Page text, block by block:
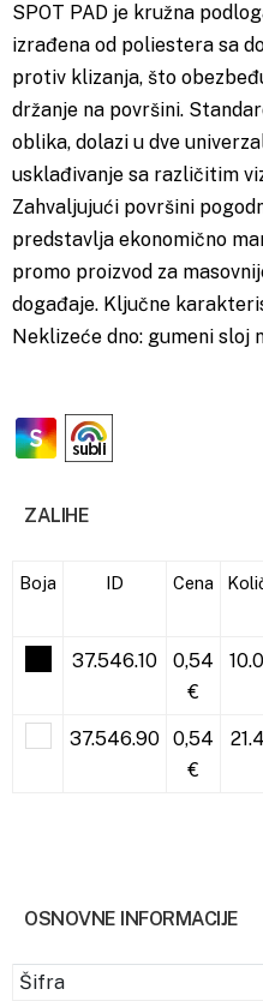
SPOT PAD je kružna
izrađena od poliestera sa
protiv klizanja, što
držanje na površini.
oblika, dolazi u dve
usklađivanje sa različitim
Zahvaljujući površini
predstavlja ekonomično
promo proizvod za
događaje. Ključne
Neklizeće dno: gumeni sloj
ZALIHE
Boja ID Cena
37.546.10
0,54
€
37.546.90 0,54
€
OSNOVNE INFORMACIJE
Šifra